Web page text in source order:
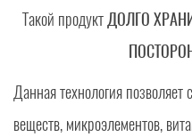
Такой продуктДОЛГО
Данная технология
веществ, микроэлементов,